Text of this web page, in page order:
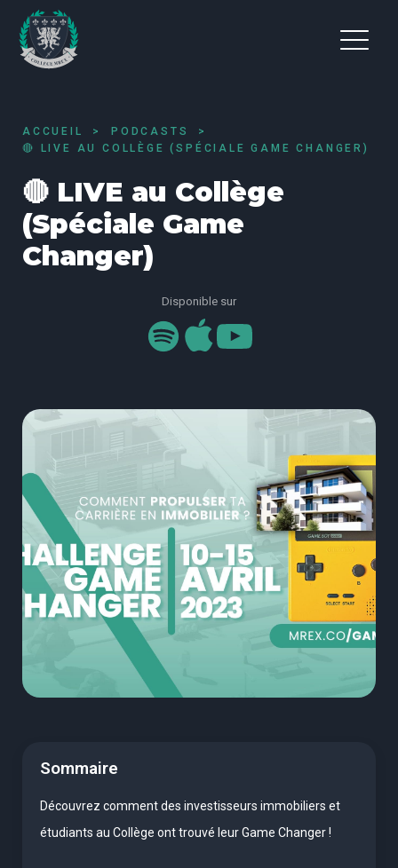
ACCUEIL
PODCASTS
🔴 LIVE AU COLLÈGE (SPÉCIALE GAME CHANGER)
🔴 LIVE au Collège
(Spéciale Game
Changer)
Disponible sur
Sommaire
Découvrez comment des investisseurs immobiliers et
étudiants au Collège ont trouvé leur Game Changer !